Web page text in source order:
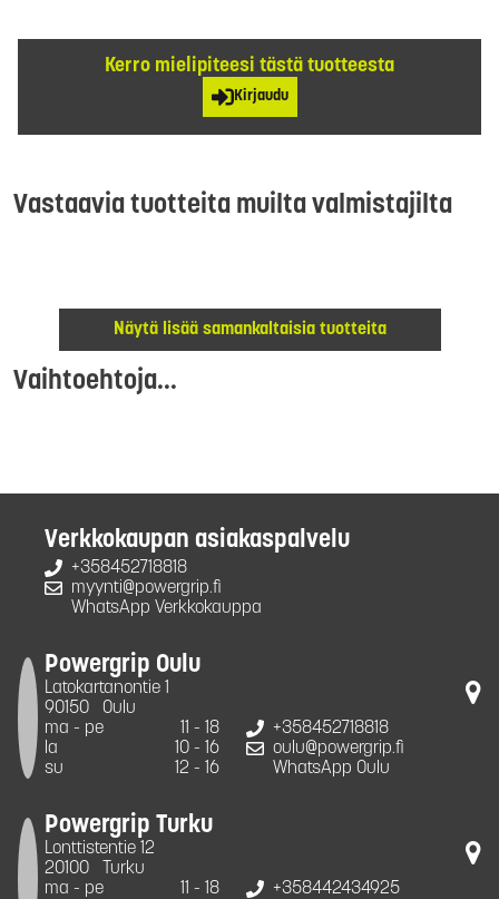
Kerro mielipiteesi tästä tuotteesta
Kirjaudu
Vastaavia tuotteita muilta valmistajilta
Näytä lisää samankaltaisia tuotteita
Vaihtoehtoja...
Verkkokaupan asiakaspalvelu
+358452718818
myynti@powergrip.fi
WhatsApp Verkkokauppa
Powergrip Oulu
Latokartanontie 1
90150
Oulu
ma - pe
11 - 18
la
10 - 16
su
12 - 16
+358452718818
oulu@powergrip.fi
WhatsApp Oulu
Powergrip Turku
Lonttistentie 12
20100
Turku
ma - pe
11 - 18
+358442434925